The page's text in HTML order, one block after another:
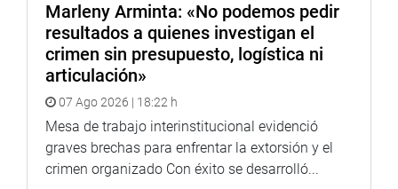
Marleny Arminta: «No podemos pedir
resultados a quienes investigan el
crimen sin presupuesto, logística ni
articulación»
07 Ago 2026 | 18:22 h
Mesa de trabajo interinstitucional evidenció
graves brechas para enfrentar la extorsión y el
crimen organizado Con éxito se desarrolló...